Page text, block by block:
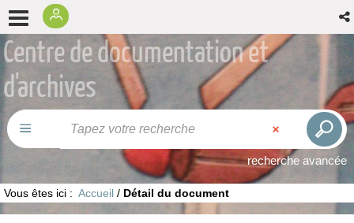
Centre de documentation et
d'archives
recherche avancée
Vous êtes ici : Accueil / Détail du document